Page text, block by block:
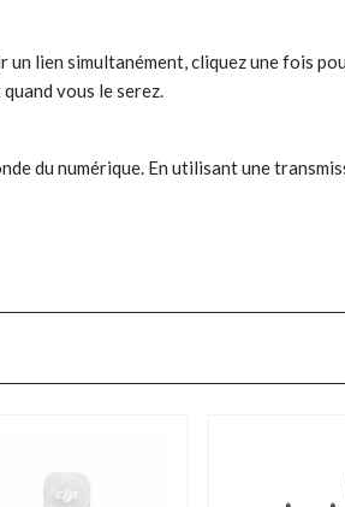
lien simultanément, cliquez une fois
vous le serez.
du numérique. En utilisant une